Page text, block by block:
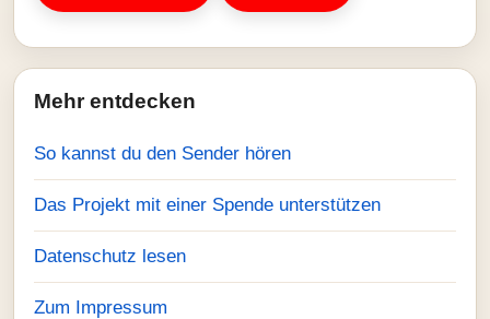
Mehr entdecken
So kannst du den Sender hören
Das Projekt mit einer Spende unterstützen
Datenschutz lesen
Zum Impressum